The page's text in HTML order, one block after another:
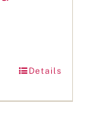
Details